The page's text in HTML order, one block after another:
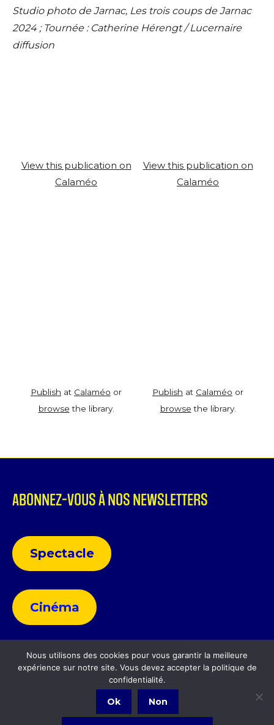
Studio photo de Jarnac, Les trois coups de Jarnac
2024 ; Tournée : Catherine Hérengt / Lucernaire
diffusion
View this publication on
Calaméo
Publish at Calaméo or
browse the library.
View this publication on
Calaméo
Publish at Calaméo or
browse the library.
ABONNEZ-VOUS À NOS NEWSLETTERS
Spectacle
Cinéma
Politique de confidentialité
Nous utilisons des cookies pour vous garantir la meilleure
expérience sur notre site. Vous devez accepter la politique de
confidentialité.
Ok Non